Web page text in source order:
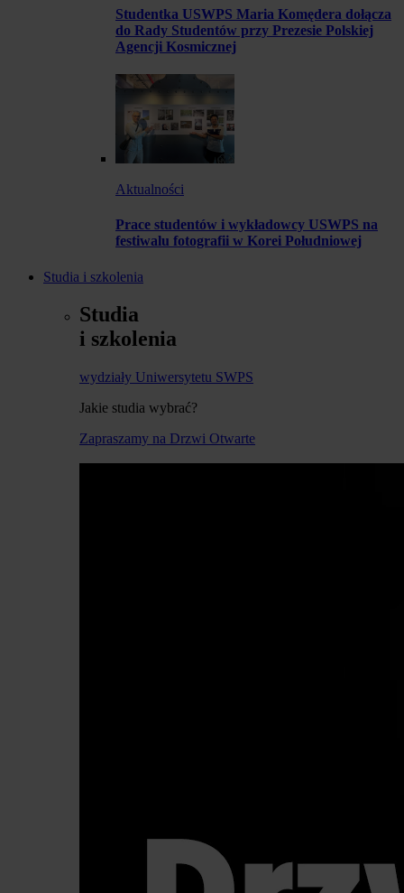
Studentka USWPS Maria Komędera dołącza
do Rady Studentów przy Prezesie Polskiej
Agencji Kosmicznej
Aktualności
Prace studentów i wykładowcy USWPS na
festiwalu fotografii w Korei Południowej
Studia i szkolenia
Studia
i szkolenia
wydziały Uniwersytetu SWPS
Jakie studia wybrać?
Zapraszamy na Drzwi Otwarte